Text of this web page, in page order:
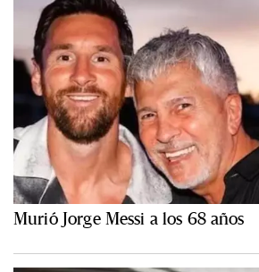
Murió Jorge Messi a los 68 años